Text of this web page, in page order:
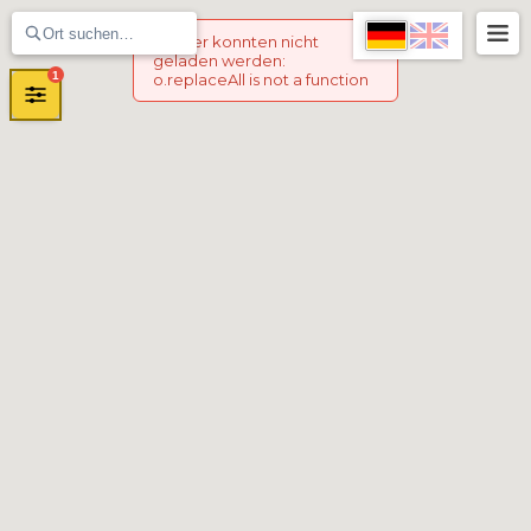
Marker konnten nicht
geladen werden:
o.replaceAll is not a function
1